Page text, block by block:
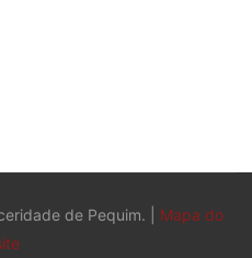
de Pequim. |
Mapa do